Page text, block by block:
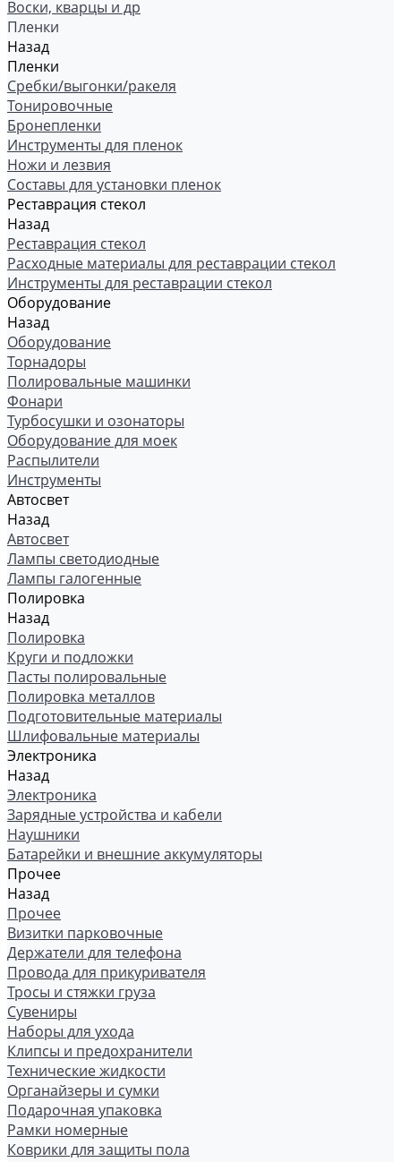
Воски, кварцы и др
Пленки
Назад
Пленки
Сребки/выгонки/ракеля
Тонировочные
Бронепленки
Инструменты для пленок
Ножи и лезвия
Составы для установки пленок
Реставрация стекол
Назад
Реставрация стекол
Расходные материалы для реставрации стекол
Инструменты для реставрации стекол
Оборудование
Назад
Оборудование
Торнадоры
Полировальные машинки
Фонари
Турбосушки и озонаторы
Оборудование для моек
Распылители
Инструменты
Автосвет
Назад
Автосвет
Лампы светодиодные
Лампы галогенные
Полировка
Назад
Полировка
Круги и подложки
Пасты полировальные
Полировка металлов
Подготовительные материалы
Шлифовальные материалы
Электроника
Назад
Электроника
Зарядные устройства и кабели
Наушники
Батарейки и внешние аккумуляторы
Прочее
Назад
Прочее
Визитки парковочные
Держатели для телефона
Провода для прикуривателя
Тросы и стяжки груза
Сувениры
Наборы для ухода
Клипсы и предохранители
Технические жидкости
Органайзеры и сумки
Подарочная упаковка
Рамки номерные
Коврики для защиты пола